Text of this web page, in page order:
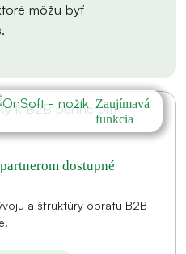
môžu byť
Zaujímavá
funkcia
dostupné
a štruktúry obratu B2B